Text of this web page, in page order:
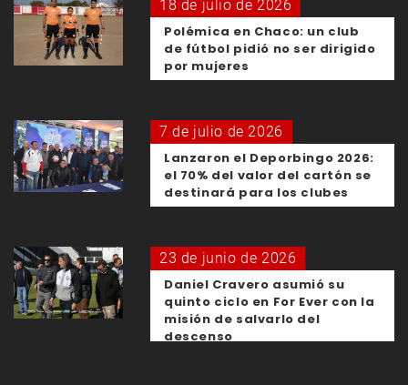
18 de julio de 2026
Polémica en Chaco: un club
de fútbol pidió no ser dirigido
por mujeres
7 de julio de 2026
Lanzaron el Deporbingo 2026:
el 70% del valor del cartón se
destinará para los clubes
23 de junio de 2026
Daniel Cravero asumió su
quinto ciclo en For Ever con la
misión de salvarlo del
descenso